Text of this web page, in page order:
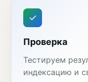
Проверка
Тестируем
индексацию и